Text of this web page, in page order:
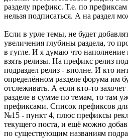
разделу префикс. Т.е. по
нельзя подписаться. А на раздел
Если в урле темы, не будет
увеличения глубины раздела, то
в гугле. И я думаю что наполнение
взять релизы. На префикс релиз
подраздел релиз - вполне. И кто
определённом разделе форума им
отслеживать. А если кто-то
разделе в сумме по темам, то там
префиксами. Список префиксов
№15 - пункт 4, плюс префиксы
текущего поста, и ещё можно
по существующим названиям